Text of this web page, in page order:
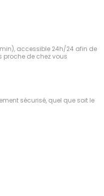
accessible 24h/24 afin de
de chez vous
sécurisé, quel que soit le